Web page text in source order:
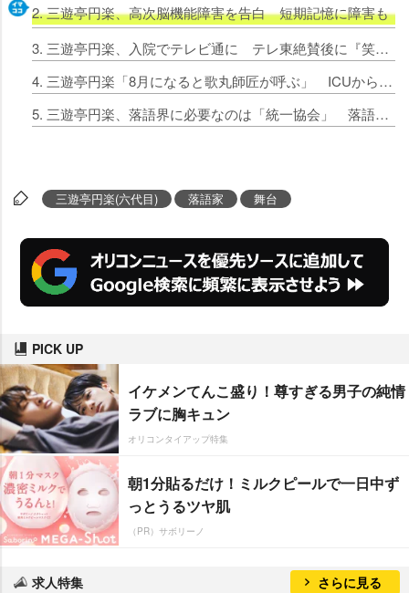
2. 三遊亭円楽、高次脳機能障害を告白 短期記憶に障害も「
3. 三遊亭円楽、入院でテレビ通に テレ東絶賛後に『笑点』イジる
4. 三遊亭円楽「8月になると歌丸師匠が呼ぶ」 ICUから3度の帰還でネタに
5. 三遊亭円楽、落語界に必要なのは「統一協会」 落語コーディネーターとして全国行脚の腹案語る
三遊亭円楽(六代目) 落語家 舞台
PICK UP
イケメンてんこ盛り！尊すぎる男子の純情
ラブに胸キュン
オリコンタイアップ特集
朝1分貼るだけ！ミルクピールで一日中ず
っとうるツヤ肌
（PR）サボリーノ
求人特集 さらに見る